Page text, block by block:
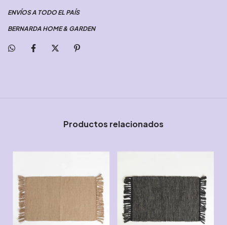
ENVÍOS A TODO EL PAÍS
BERNARDA HOME & GARDEN
Productos relacionados